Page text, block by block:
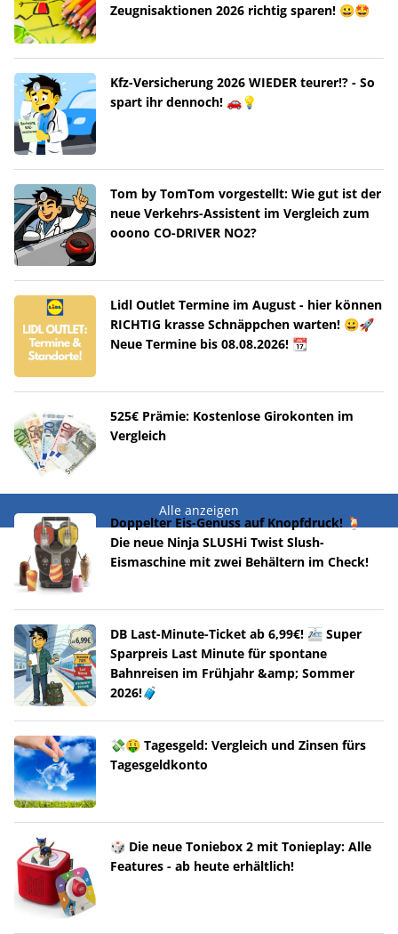
Zeugnisaktionen 2026 richtig sparen! 😀🤩
Kfz-Versicherung 2026 WIEDER teurer!? - So
spart ihr dennoch! 🚗💡
Tom by TomTom vorgestellt: Wie gut ist der
neue Verkehrs-Assistent im Vergleich zum
ooono CO-DRIVER NO2?
Lidl Outlet Termine im August - hier können
RICHTIG krasse Schnäppchen warten! 😀🚀
Neue Termine bis 08.08.2026! 📆
525€ Prämie: Kostenlose Girokonten im
Vergleich
Alle anzeigen
Doppelter Eis-Genuss auf Knopfdruck! 🍹
Die neue Ninja SLUSHi Twist Slush-
Eismaschine mit zwei Behältern im Check!
DB Last-Minute-Ticket ab 6,99€! 🚈 Super
Sparpreis Last Minute für spontane
Bahnreisen im Frühjahr &amp; Sommer
2026!🧳
💸🤑 Tagesgeld: Vergleich und Zinsen fürs
Tagesgeldkonto
🎲 Die neue Toniebox 2 mit Tonieplay: Alle
Features - ab heute erhältlich!